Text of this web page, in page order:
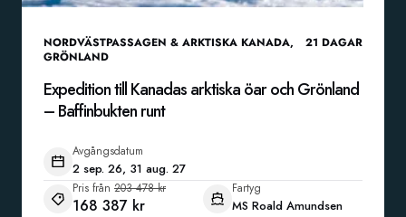
NORDVÄSTPASSAGEN & ARKTISKA KANADA,
GRÖNLAND
21 DAGAR
Expedition till Kanadas arktiska öar och Grönland
– Baffinbukten runt
Avgångsdatum
2 sep. 26, 31 aug. 27
Pris från 203 478 kr
168 387 kr
Fartyg
MS Roald Amundsen